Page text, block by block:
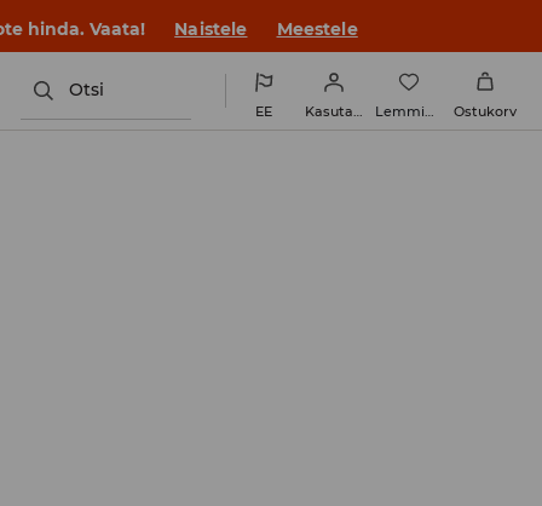
hinda. Vaata! Naistele Meestele
Otsi
EE Kasutaja Lemmikud Ostukorv